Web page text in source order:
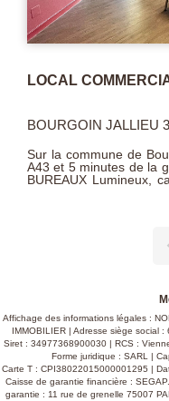
Local commercial
BOURGOIN JALLIEU
BOURGOIN-JALLIEU,
local commercial
principale de 46 m²
Affichage des informations légales :
IMMOBILIER | Adresse siège social
Siret : 34977368900030 | RCS :
Forme juridique : SARL |
Carte T : CPI38022015000001295 |
Caisse de garantie financière :
garantie : 11 rue de grenelle 75007